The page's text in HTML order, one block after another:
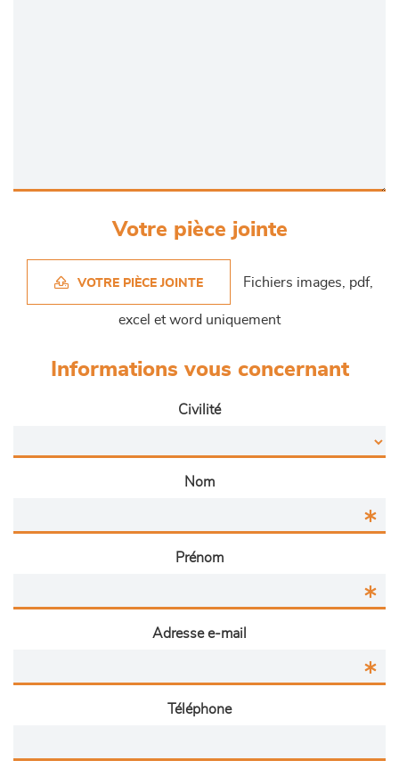
Votre pièce jointe
VOTRE PIÈCE JOINTE Fichiers images, pdf,
excel et word uniquement
Informations vous concernant
Civilité
Nom
Prénom
Adresse e-mail
Téléphone